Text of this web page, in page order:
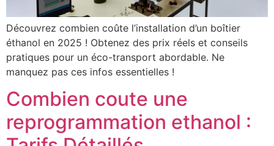
Découvrez combien coûte l’installation d’un boîtier
éthanol en 2025 ! Obtenez des prix réels et conseils
pratiques pour un éco-transport abordable. Ne
manquez pas ces infos essentielles !
Combien coute une
reprogrammation ethanol :